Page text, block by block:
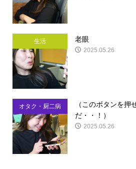
生活 老眼
2025.05.26
オタク・厨二病
（このボタンを押
だ・・！）
2025.05.26